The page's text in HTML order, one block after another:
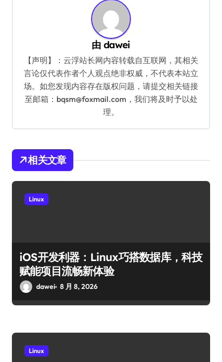
由dawei
【声明】：云浮站长网内容转载自互联网，其相关
言论仅代表作者个人观点绝非权威，不代表本站立
场。如您发现内容存在版权问题，请提交相关链接
至邮箱：bqsm@foxmail.com，我们将及时予以处
理。
相关文章
Linux
iOS开发利器：Linux巧搭数据库，科技
赋能项目流畅新体验
dawei 8 月 8, 2026
Linux